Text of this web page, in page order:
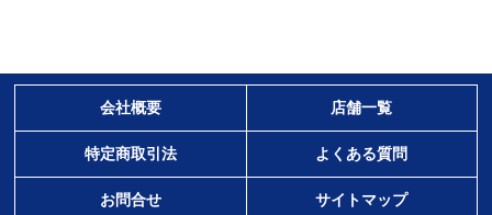
会社概要 店舗一覧
特定商取引法 よくある質問
お問合せ サイトマップ